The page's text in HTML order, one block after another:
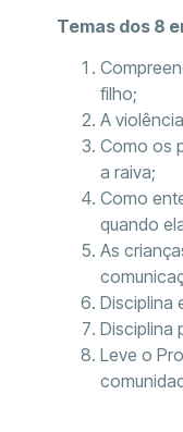
Temas dos 8
filho;
A
Como os
a raiva;
Como
quando
As
Disciplina
Disciplina
Leve o